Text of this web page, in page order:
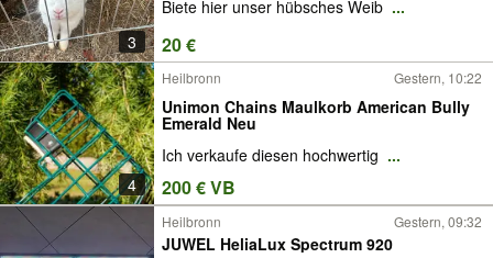
3
Biete hier unser hübsches Weib ...
20 €
4
Heilbronn Gestern, 10:22
Unimon Chains Maulkorb American Bully
Emerald Neu
Ich verkaufe diesen hochwertig ...
200 € VB
Heilbronn Gestern, 09:32
JUWEL HeliaLux Spectrum 920